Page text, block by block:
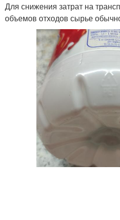
Для снижения затрат на
объемов отходов сырье